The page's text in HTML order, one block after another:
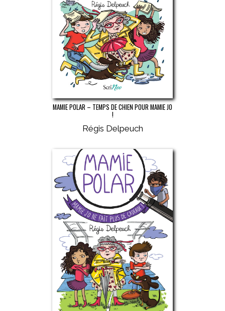
MAMIE POLAR – TEMPS DE CHIEN POUR MAMIE JO
!
Régis Delpeuch